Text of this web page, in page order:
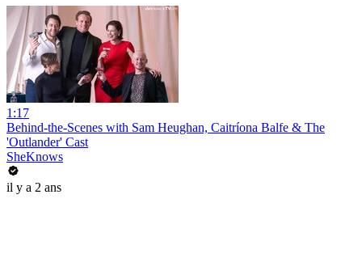
1:17
Behind-the-Scenes with Sam Heughan, Caitríona Balfe & The
'Outlander' Cast
SheKnows
il y a 2 ans